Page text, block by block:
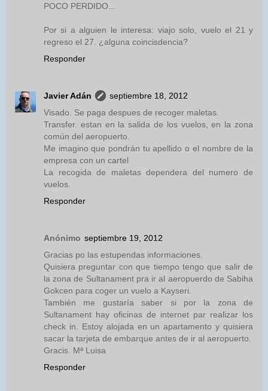
POCO PERDIDO...
Por si a alguien le interesa: viajo solo, vuelo el 21 y
regreso el 27. ¿alguna coincisdencia?
Responder
Javier Adán
septiembre 18, 2012
Visado. Se paga despues de recoger maletas.
Transfer. estan en la salida de los vuelos, en la zona
común del aeropuerto.
Me imagino que pondrán tu apellido o el nombre de la
empresa con un cartel
La recogida de maletas dependera del numero de
vuelos.
Responder
Anónimo septiembre 19, 2012
Gracias po las estupendas informaciones.
Quisiera preguntar con que tiempo tengo que salir de
la zona de Sultanament pra ir al aeropuerdo de Sabiha
Gokcen para coger un vuelo a Kayseri.
También me gustaría saber si por la zona de
Sultanament hay oficinas de internet par realizar los
check in. Estoy alojada en un apartamento y quisiera
sacar la tarjeta de embarque antes de ir al aeropuerto.
Gracis. Mª Luisa
Responder